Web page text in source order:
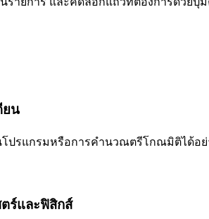
ยน
โปรแกรมหรือการคำนวณตรีโกณมิติได้อย่
ร์และฟิสิกส์